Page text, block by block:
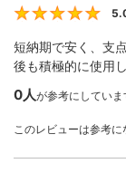
短納期で安く、支
後も積極的に使用
0人が参考にしていま
このレビューは参考に